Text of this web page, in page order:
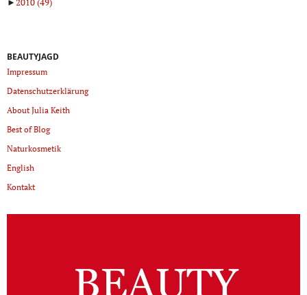
BEAUTYJAGD
Impressum
Datenschutzerklärung
About Julia Keith
Best of Blog
Naturkosmetik
English
Kontakt